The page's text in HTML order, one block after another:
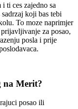
ti ces zajedno sa
koji bas tebi
To moze naprimjer
za posao,
posla i prije
na Merit?
posao ili